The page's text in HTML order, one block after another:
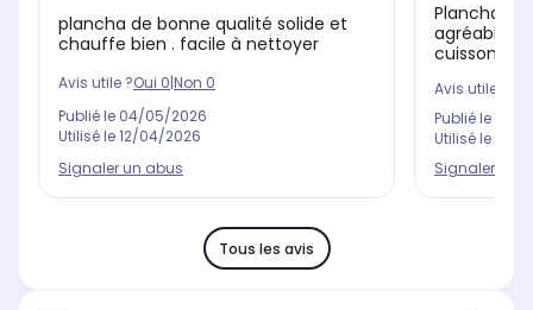
plancha de bonne qualité solide et
chauffe bien . facile à nettoyer
Avis utile ?Oui 0|Non 0
Publié le 04/05/2026
Utilisé le12/04/2026
Signaler un abus
Plancha
agréable à
cuisson
Avis utile ?
Publié le
Utilisé le
Signaler un
Tous les avis